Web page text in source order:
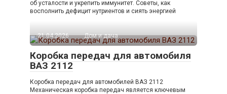
об усталости и укрепить иммунитет. Советы, как
восполнить дефицит нутриентов и сиять энергией
21.04.2026 Дом и дача
Коробка передач для автомобиля
ВАЗ 2112
Коробка передач для автомобилей ВАЗ 2112
Механическая коробка передач является ключевым